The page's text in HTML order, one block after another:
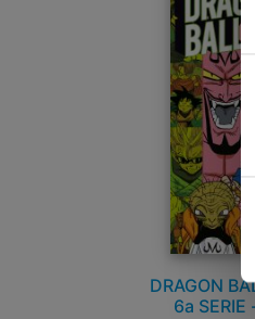
del
DRAGON
6a SERIE